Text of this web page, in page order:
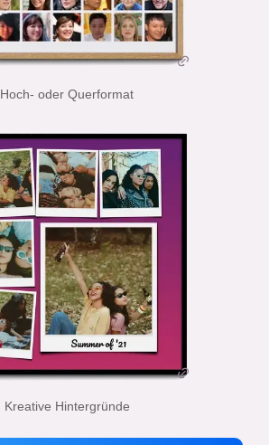
Hoch- oder Querformat
Kreative Hintergründe